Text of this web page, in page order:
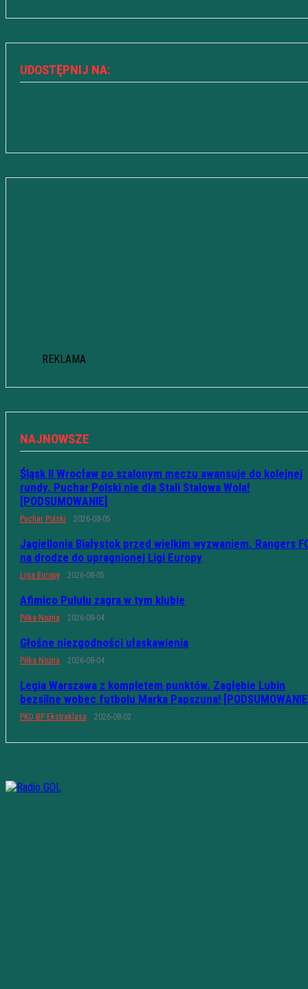
UDOSTĘPNIJ NA:
REKLAMA
NAJNOWSZE
Śląsk II Wrocław po szalonym meczu awansuje do kolejnej
rundy. Puchar Polski nie dla Stali Stalowa Wola!
[PODSUMOWANIE]
Puchar Polski 2026-08-05
Jagiellonia Białystok przed wielkim wyzwaniem. Rangers
na drodze do upragnionej Ligi Europy
Liga Europy 2026-08-05
Afimico Pululu zagra w tym klubie
Piłka Nożna 2026-08-04
Głośne niezgodności ułaskawienia
Piłka Nożna 2026-08-04
Legia Warszawa z kompletem punktów. Zagłębie Lubin
bezsilne wobec futbolu Marka Papszuna!
PKO BP Ekstraklasa 2026-08-02